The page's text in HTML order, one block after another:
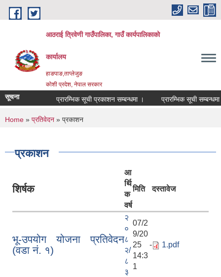
Skip to main content
आठराई त्रिवेणी गाउँपालिका, गाउँ कार्यपालिकाको
कार्यालय
हाङपाङ,ताप्लेजुङ
कोशी प्रदेश, नेपाल सरकार
सूचना प्रारम्भिक सूची प्रकाशन सम्बन्धमा । प्रारम्भिक सूची सम्बन्धमा ।
You are here
Home » प्रतिवेदन » प्रकाशन
प्रकाशन
शिर्षक
आ
र्थि
क
वर्ष
मिति दस्तावेज
भू-उपयोग योजना प्रतिवेदन
(वडा नं. १)
२
०
८
२/
८
३
07/2
9/20
25 -
14:3
1
1.pdf